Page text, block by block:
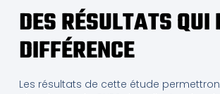
DES RÉSULTATS QUI
DIFFÉRENCE
Les résultats de cette étude